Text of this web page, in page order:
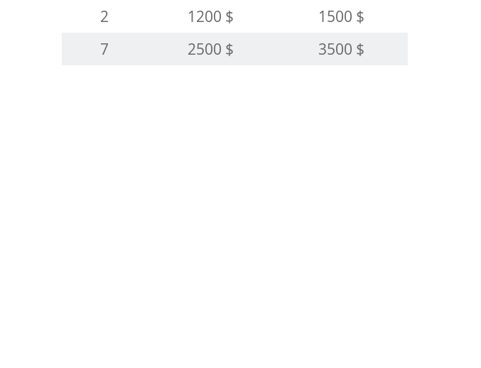
2
1200 $
1500 $
7
2500 $ 3500 $